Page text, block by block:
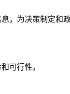
，为决策制定和
可行性。